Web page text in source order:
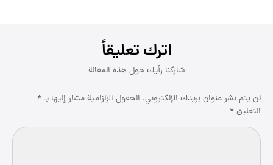
اترك تعليقاً
لن يتم نشر عنوان بريدك الإلكتروني. الحقول الإلزامية مشار إليها بـ *
التعليق *